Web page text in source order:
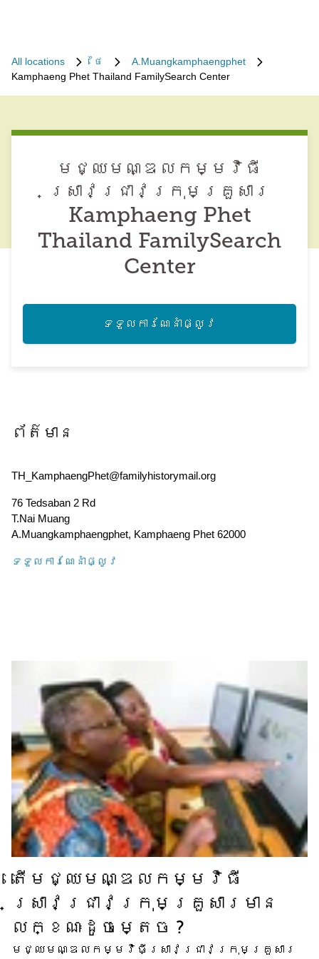
All locations ថៃ
A.Muangkamphaengphet
Kamphaeng Phet Thailand FamilySearch Center
មជ្ឈមណ្ឌល​កម្មវិធី​
ស្រាវជ្រាវ​ក្រុមគ្រួសារ
Kamphaeng Phet
Thailand FamilySearch
Center
ទទួល​ការណែនាំ​ផ្លូវ
ព័ត៌មាន
TH_KamphaengPhet@familyhistorymail.org
76 Tedsaban 2 Rd
T.Nai Muang
A.Muangkamphaengphet, Kamphaeng Phet 62000
ទទួល​ការណែនាំ​ផ្លូវ
តើ​មជ្ឈមណ្ឌល​កម្មវិធី​
ស្រាវជ្រាវ​ក្រុមគ្រួសារ​មាន​
លក្ខណៈ​ដូចម្តេច ?
មជ្ឈមណ្ឌល​កម្មវិធី​ស្រាវជ្រាវ​ក្រុមគ្រួសារ​